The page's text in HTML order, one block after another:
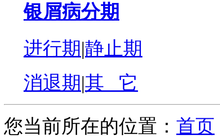
银屑病分期
进行期|静止期
消退期|其 它
您当前所在的位置： 首页